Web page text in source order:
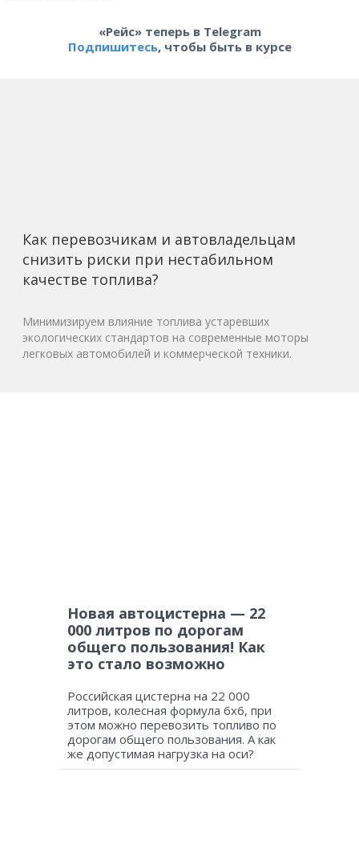
«Рейс» теперь в Telegram
Подпишитесь, чтобы быть в курсе
Как перевозчикам и автовладельцам
снизить риски при нестабильном
качестве топлива?
Минимизируем влияние топлива устаревших
экологических стандартов на современные моторы
легковых автомобилей и коммерческой техники.
Новая автоцистерна — 22
000 литров по дорогам
общего пользования! Как
это стало возможно
Российская цистерна на 22 000
литров, колесная формула 6х6, при
этом можно перевозить топливо по
дорогам общего пользования. А как
же допустимая нагрузка на оси?